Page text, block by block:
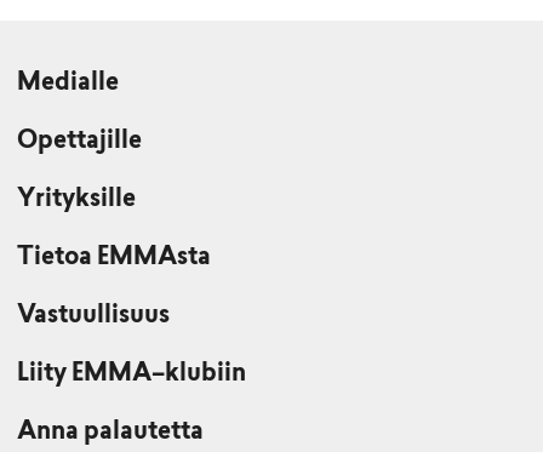
Medialle
Opettajille
Yrityksille
Tietoa EMMAsta
Vastuullisuus
Liity EMMA–klubiin
Anna palautetta